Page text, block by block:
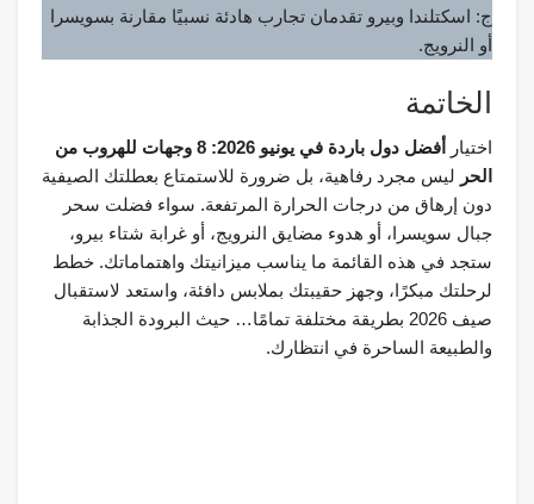
ج: اسكتلندا وبيرو تقدمان تجارب هادئة نسبيًا مقارنة بسويسرا
أو النرويج.
الخاتمة
اختيار
أفضل دول باردة في يونيو 2026: 8 وجهات للهروب من
الحر ليس مجرد رفاهية، بل ضرورة للاستمتاع بعطلتك الصيفية
دون إرهاق من درجات الحرارة المرتفعة. سواء فضلت سحر
جبال سويسرا، أو هدوء مضايق النرويج، أو غرابة شتاء بيرو،
ستجد في هذه القائمة ما يناسب ميزانيتك واهتماماتك. خطط
لرحلتك مبكرًا، وجهز حقيبتك بملابس دافئة، واستعد لاستقبال
صيف 2026 بطريقة مختلفة تمامًا… حيث البرودة الجذابة
والطبيعة الساحرة في انتظارك.